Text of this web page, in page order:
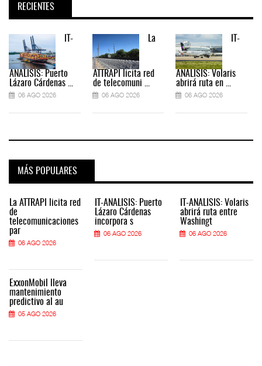
RECIENTES
IT-
ANÁLISIS: Puerto
Lázaro Cárdenas ...
06 AGO 2026
La
ATTRAPI licita red
de telecomuni ...
06 AGO 2026
IT-
ANÁLISIS: Volaris
abrirá ruta en ...
06 AGO 2026
MÁS POPULARES
La ATTRAPI licita red
de
telecomunicaciones
par
06 AGO 2026
ExxonMobil lleva
mantenimiento
predictivo al au
05 AGO 2026
IT-ANÁLISIS: Puerto
Lázaro Cárdenas
incorpora s
06 AGO 2026
IT-ANÁLISIS: Volaris
abrirá ruta entre
Washingt
06 AGO 2026